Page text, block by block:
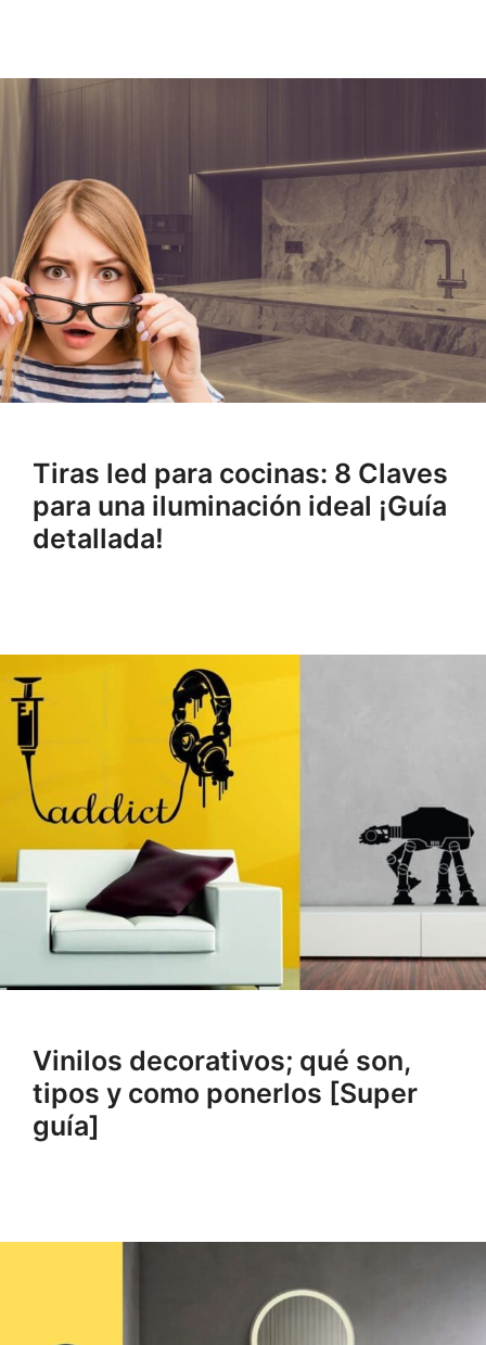
Tiras led para cocinas: 8 Claves
para una iluminación ideal ¡Guía
detallada!
Vinilos decorativos; qué son,
tipos y como ponerlos [Super
guía]